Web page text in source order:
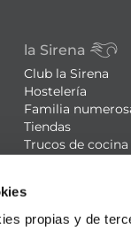
propias y de
la Sirena
Club la Sirena
Hostelería
Familia
Tiendas
Trucos de cocina
Aviso legal
Política de